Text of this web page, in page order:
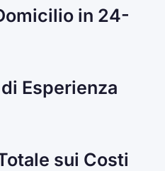
in 24-
Esperienza
sui Costi